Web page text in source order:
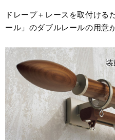
ドレープ＋レースを取付ける
ール」のダブルレールの用意